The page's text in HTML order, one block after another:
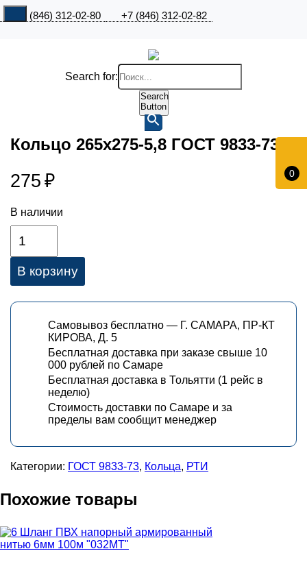
+7 (846) 312-02-80 +7 (846) 312-02-82
0
Search for:
Search
Button
Кольцо 265х275-5,8 ГОСТ 9833-73
275 ₽
В наличии
В корзину
Самовывоз бесплатно — Г. САМАРА, ПР-КТ
КИРОВА, Д. 5
Бесплатная доставка при заказе свыше 10
000 рублей по Самаре
Бесплатная доставка в Тольятти (1 рейс в
неделю)
Стоимость доставки по Самаре и за
пределы вам сообщит менеджер
Категории: ГОСТ 9833-73, Кольца, РТИ
Похожие товары